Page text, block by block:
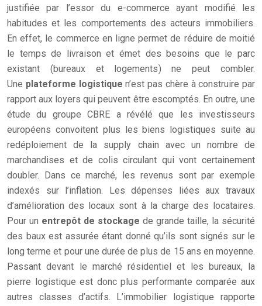
justifiée par l’essor du e-commerce ayant modifié les
habitudes et les comportements des acteurs immobiliers.
En effet, le commerce en ligne permet de réduire de moitié
le temps de livraison et émet des besoins que le parc
existant (bureaux et logements) ne peut combler.
Une plateforme logistique n’est pas chère à construire par
rapport aux loyers qui peuvent être escomptés. En outre, une
étude du groupe CBRE a révélé que les investisseurs
européens convoitent plus les biens logistiques suite au
redéploiement de la supply chain avec un nombre de
marchandises et de colis circulant qui vont certainement
doubler. Dans ce marché, les revenus sont par exemple
indexés sur l’inflation. Les dépenses liées aux travaux
d’amélioration des locaux sont à la charge des locataires.
Pour un entrepôt de stockage de grande taille, la sécurité
des baux est assurée étant donné qu’ils sont signés sur le
long terme et pour une durée de plus de 15 ans en moyenne.
Passant devant le marché résidentiel et les bureaux, la
pierre logistique est donc plus performante comparée aux
autres classes d’actifs. L’immobilier logistique rapporte